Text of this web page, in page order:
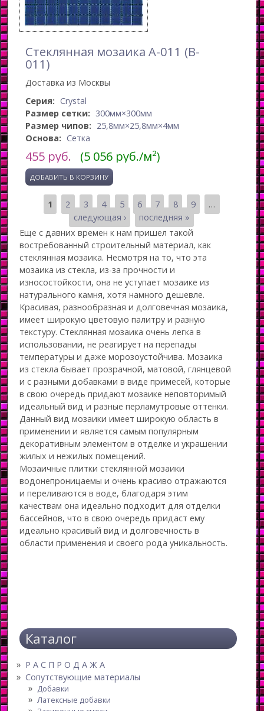
Стеклянная мозаика A-011 (B-
011)
Доставка из Москвы
Серия: Crystal
Размер сетки: 300мм×300мм
Размер чипов: 25,8мм×25,8мм×4мм
Основа: Сетка
455 руб. (5 056 руб./м²)
Страницы
1 2 3 4 5 6 7 8 9
…
следующая ›
последняя »
Еще с давних времен к нам пришел такой
востребованный строительный материал, как
стеклянная мозаика. Несмотря на то, что эта
мозаика из стекла, из-за прочности и
износостойкости, она не уступает мозаике из
натурального камня, хотя намного дешевле.
Красивая, разнообразная и долговечная мозаика,
имеет широкую цветовую палитру и разную
текстуру. Стеклянная мозаика очень легка в
использовании, не реагирует на перепады
температуры и даже морозоустойчива. Мозаика
из стекла бывает прозрачной, матовой, глянцевой
и с разными добавками в виде примесей, которые
в свою очередь придают мозаике неповторимый
идеальный вид и разные перламутровые оттенки.
Данный вид мозаики имеет широкую область в
применении и является самым популярным
декоративным элементом в отделке и украшении
жилых и нежилых помещений.
Мозаичные плитки стеклянной мозаики
водонепроницаемы и очень красиво отражаются
и переливаются в воде, благодаря этим
качествам она идеально подходит для отделки
бассейнов, что в свою очередь придаст ему
идеально красивый вид и долговечность в
области применения и своего рода уникальность.
Каталог
Р А С П Р О Д А Ж А
Сопутствующие материалы
Добавки
Латексные добавки